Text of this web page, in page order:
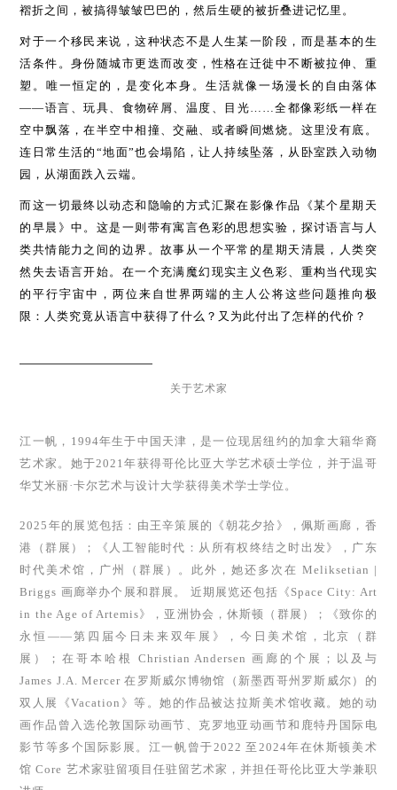
褶折之间，被搞得皱皱巴巴的，然后生硬的被折叠进记忆里。
对于一个移民来说，这种状态不是人生某一阶段，而是基本的生
活条件。身份随城市更迭而改变，性格在迁徙中不断被拉伸、重
塑。唯一恒定的，是变化本身。生活就像一场漫长的自由落体
——语言、玩具、食物碎屑、温度、目光……全都像彩纸一样在
空中飘落，在半空中相撞、交融、或者瞬间燃烧。这里没有底。
连日常生活的“地面”也会塌陷，让人持续坠落，从卧室跌入动物
园，从湖面跌入云端。
而这一切最终以动态和隐喻的方式汇聚在影像作品《某个星期天
的早晨》中。这是一则带有寓言色彩的思想实验，探讨语言与人
类共情能力之间的边界。故事从一个平常的星期天清晨，人类突
然失去语言开始。在一个充满魔幻现实主义色彩、重构当代现实
的平行宇宙中，两位来自世界两端的主人公将这些问题推向极
限：人类究竟从语言中获得了什么？又为此付出了怎样的代价？
关于艺术家
江一帆，1994年生于中国天津，是一位现居纽约的加拿大籍华裔
艺术家。她于2021年获得哥伦比亚大学艺术硕士学位，并于温哥
华艾米丽·卡尔艺术与设计大学获得美术学士学位。
2025年的展览包括：由王辛策展的《朝花夕拾》，佩斯画廊，香
港（群展）；《人工智能时代：从所有权终结之时出发》，广东
时代美术馆，广州（群展）。此外，她还多次在 Meliksetian |
Briggs 画廊举办个展和群展。 近期展览还包括《Space City: Art
in the Age of Artemis》，亚洲协会，休斯顿（群展）；《致你的
永恒——第四届今日未来双年展》，今日美术馆，北京（群
展）；在哥本哈根 Christian Andersen 画廊的个展；以及与
James J.A. Mercer 在罗斯威尔博物馆（新墨西哥州罗斯威尔）的
双人展《Vacation》等。她的作品被达拉斯美术馆收藏。她的动
画作品曾入选伦敦国际动画节、克罗地亚动画节和鹿特丹国际电
影节等多个国际影展。江一帆曾于2022 至2024年在休斯顿美术
馆 Core 艺术家驻留项目任驻留艺术家，并担任哥伦比亚大学兼职